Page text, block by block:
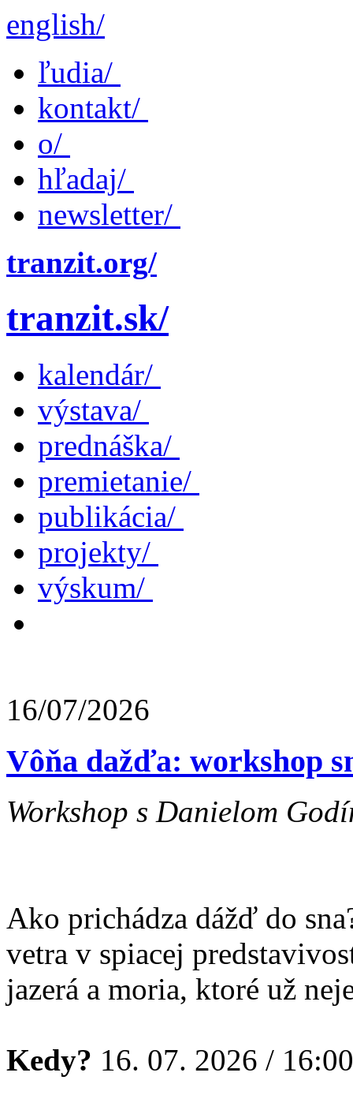
english/
ľudia/
kontakt/
o/
hľadaj/
newsletter/
tranzit.org/
tranzit.sk/
kalendár/
výstava/
prednáška/
premietanie/
publikácia/
projekty/
výskum/
16/07/2026
Vôňa dažďa: workshop
Workshop s Danielom
Ako prichádza dážď do
vetra v spiacej
jazerá a moria, ktoré už
Kedy? 16. 07. 2026 / 16:00